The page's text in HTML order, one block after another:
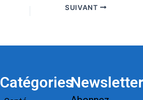
SUIVANT
CatégoriesNewsletter